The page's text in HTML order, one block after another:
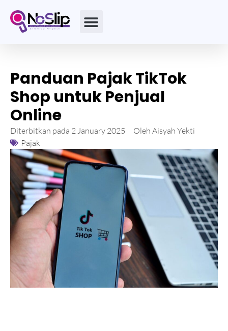
Panduan Pajak TikTok
Shop untuk Penjual
Online
Diterbitkan pada 2 January 2025 Oleh Aisyah Yekti
Pajak